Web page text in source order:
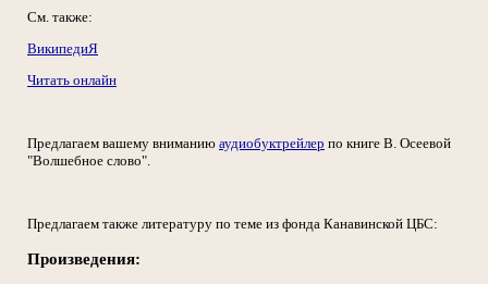
См. также:
ВикипедиЯ
Читать онлайн
Предлагаем вашему вниманию аудиобуктрейлер по книге В. Осеевой
"Волшебное слово".
Предлагаем также литературу по теме из фонда Канавинской ЦБС:
Произведения: